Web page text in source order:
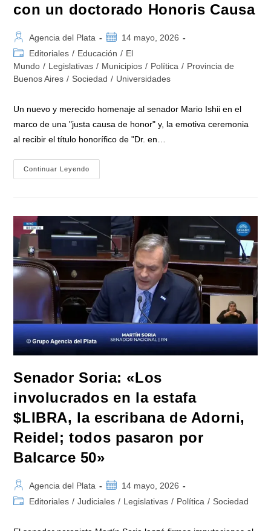
con un doctorado Honoris Causa
Autor
de
la
entrada:
Agencia del Plata
Publicación
de
la
entrada:
14 mayo, 2026
Categoría
de
la
Editoriales / Educación / El
Mundo / Legislativas / Municipios / Política / Provincia de
Buenos Aires / Sociedad / Universidades
Un nuevo y merecido homenaje al senador Mario Ishii en el
marco de una "justa causa de honor" y, la emotiva ceremonia
al recibir el título honorífico de "Dr. en…
Continuar Leyendo
Ishii
Su
Liderazgo
Global
Con
Un
Doctorado
Honoris
Causa
Senador Soria: «Los
involucrados en la estafa
$LIBRA, la escribana de Adorni,
Reidel; todos pasaron por
Balcarce 50»
Autor
de
Agencia del Plata
Publicación
de
14 mayo, 2026
Categoría
Editoriales / Judiciales / Legislativas / Política / Sociedad